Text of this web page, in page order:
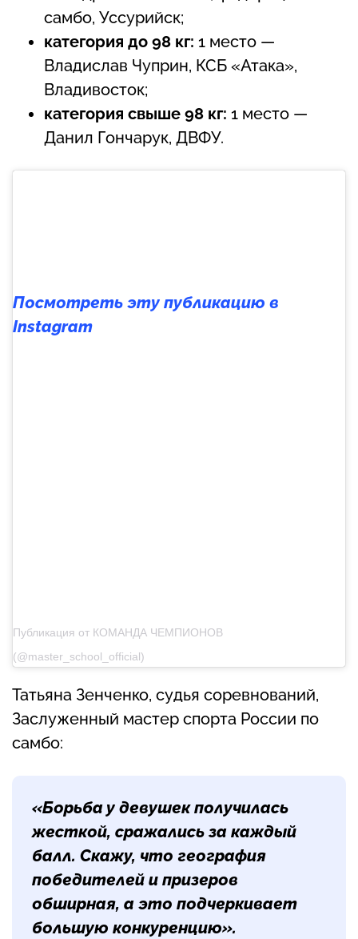
самбо, Уссурийск;
категория до 98 кг: 1 место —
Владислав Чуприн, КСБ «Атака»,
Владивосток;
категория свыше 98 кг: 1 место —
Данил Гончарук, ДВФУ.
Посмотреть эту публикацию в
Instagram
Публикация от КОМАНДА ЧЕМПИОНОВ
(@master_school_official)
Татьяна Зенченко, судья соревнований,
Заслуженный мастер спорта России по
самбо:
«Борьба у девушек получилась
жесткой, сражались за каждый
балл. Скажу, что география
победителей и призеров
обширная, а это подчеркивает
большую конкуренцию».